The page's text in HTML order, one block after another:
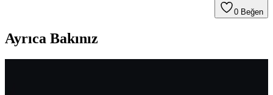
0 Beğen
Ayrıca Bakınız